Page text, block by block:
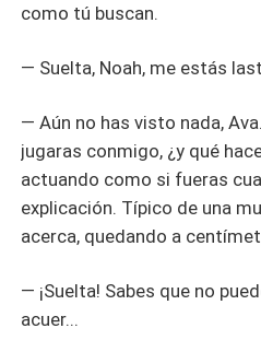
como tú buscan.
— Suelta, Noah, me estás
— Aún no has visto nada,
jugaras conmigo, ¿y qué
actuando como si fueras
explicación. Típico de una
acerca, quedando a
— ¡Suelta! Sabes que no
acuer...